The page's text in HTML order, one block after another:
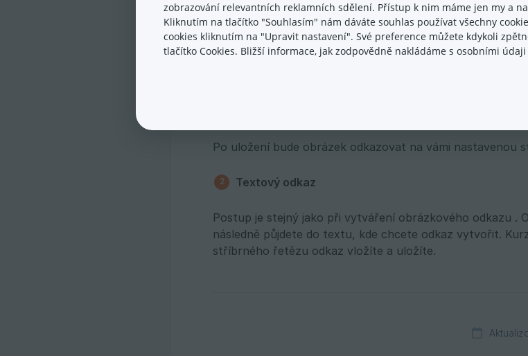
Obrázek, který jste vybrali se následně zobrazí v
ikonku stříbrného řetězu v textovém editoru.
Opět se vám zobrazí box, kam je zapotřebí vložit vámi
Po uložení bude obrázek odkazovat na vámi nastavenou
Textový odkaz
Postup je stejný jako při vytváření obrázkového odkazu .
následně půjdete do textu, kde chcete odkaz vytvořit.
stříbrného řetězu odkaz vložíte a uložíte.
zobrazování relevantních reklamních sdělení. Přístup k nim máme jen my a
Kliknutím na tlačítko "Souhlasím" nám dáváte souhlas používat všechny
cookies kliknutím na "Upravit nastavení". Své preference můžete kdykoli
tlačítko Cookies. Bližší informace, jak zodpovědně nakládáme s osobními